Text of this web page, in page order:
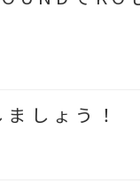
しょう！